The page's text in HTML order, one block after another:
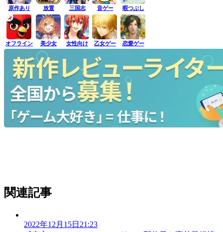
原作あり 放置 三国志 音ゲー 暇つぶし
オフライン 美少女 女性向け 乙女ゲー 恋愛ゲー
関連記事
2022年12月15日21:23